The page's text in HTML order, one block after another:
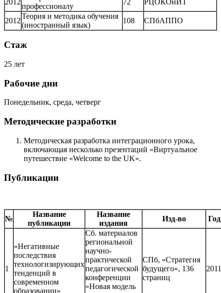
профессионалу
2012
Теория и методика обучения
(иностранный язык)
108 СПбАППО
Стаж
25 лет
Рабочие дни
Понедельник, среда, четверг
Методические разработки
Методическая разработка интеграционного урока,
включающая несколько презентаций «Виртуальное
путешествие «Welcome to the UK».
Публикации
№
Название
публикации
Название
издания
Изд-во Год
1
«Негативные
последствия
технологизирующих
тенденций в
современном
образовании»
Сб. материалов
региональной
научно-
практической
педагогической
конференции
«Новая модель
СПб, «Стратегия
будущего», 136
страниц
2011